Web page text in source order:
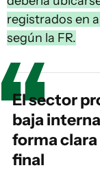
registrados en
según la FR.
El sector
baja
forma
final